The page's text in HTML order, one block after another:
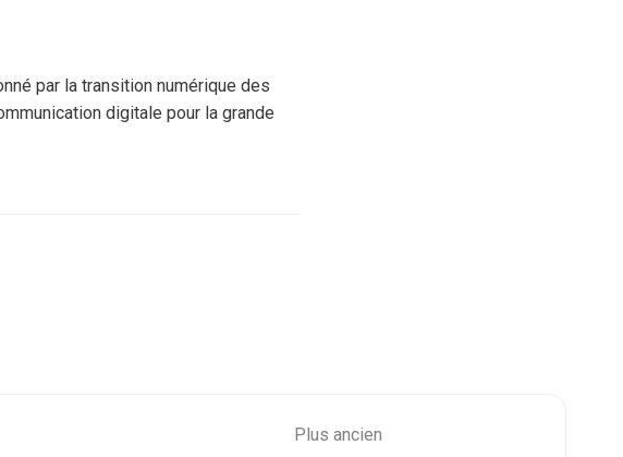
par la transition numérique des
digitale pour la grande
Plus ancien